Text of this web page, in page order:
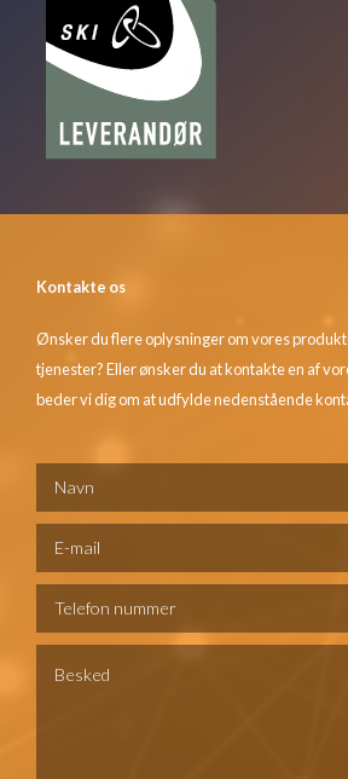
Kontakte os
Ønsker du flere oplysninger om vores
tjenester? Eller ønsker du at kontakte en af
beder vi dig om at udfylde nedenstående